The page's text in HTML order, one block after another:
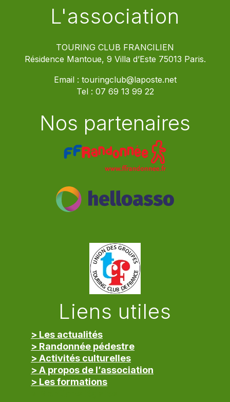
L'association
TOURING CLUB FRANCILIEN
Résidence Mantoue, 9 Villa d’Este 75013 Paris.
Email : touringclub@laposte.net
Tel : 07 69 13 99 22
Nos partenaires
Liens utiles
> Les actualités
> Randonnée pédestre
> Activités culturelles
> A propos de l’association
> Les formations